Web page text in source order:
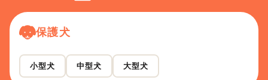
保護犬
小型犬 中型犬 大型犬